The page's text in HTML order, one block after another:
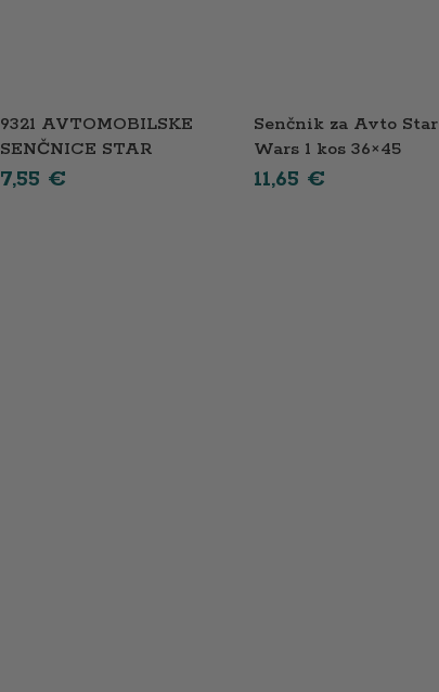
9321 AVTOMOBILSKE
SENČNICE STAR
WARS 1 kos. 36×45
7,55 €
Senčnik za Avto Star
Wars 1 kos 36×45
11,65 €